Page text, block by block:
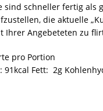
sind schneller fertig als
die aktuelle
Ihrer Angebeteten zu
pro Portion
91kcal Fett: 2g